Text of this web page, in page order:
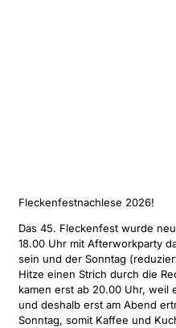
Fleckenfestnachlese 2026!
Das 45. Fleckenfest wurde
18.00 Uhr mit Afterworkparty
sein und der Sonntag
Hitze einen Strich durch die
kamen erst ab 20.00 Uhr, weil
und deshalb erst am Abend
Sonntag, somit Kaffee und